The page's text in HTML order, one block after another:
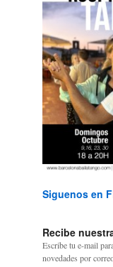
Siguenos en
Recibe
Escribe tu e-mail
novedades por